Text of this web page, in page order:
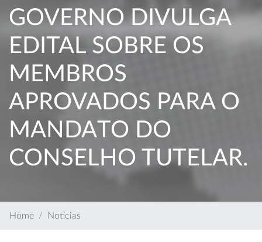
GOVERNO DIVULGA
EDITAL SOBRE OS
MEMBROS
APROVADOS PARA O
MANDATO DO
CONSELHO TUTELAR.
Home Notícias